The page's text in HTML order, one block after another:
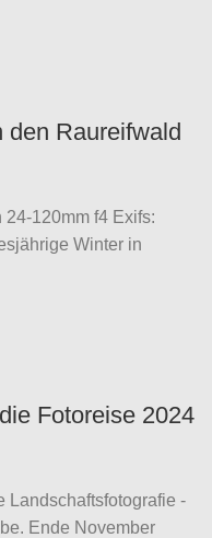
Raureifwald
120mm f4 Exifs:
Winter in
Fotoreise 2024
Landschaftsfotografie -
Ende November